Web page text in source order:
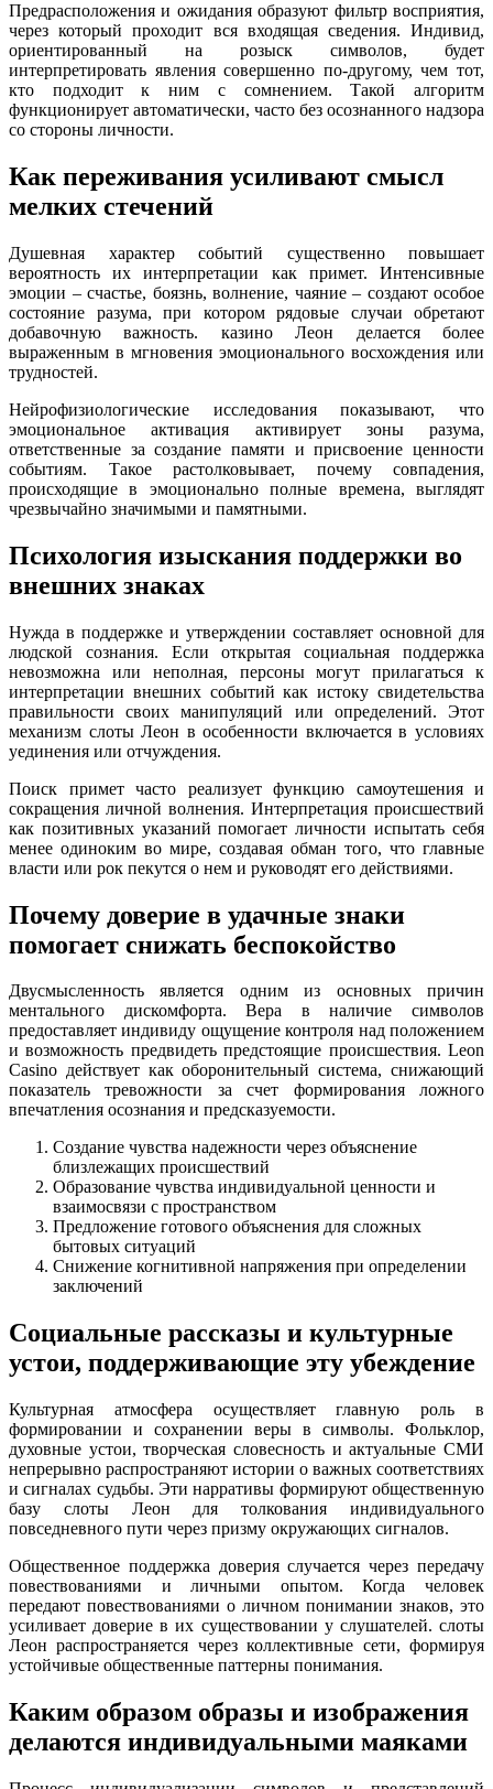
Предрасположения и ожидания образуют фильтр восприятия,
через который проходит вся входящая сведения. Индивид,
ориентированный на розыск символов, будет
интерпретировать явления совершенно по-другому, чем тот,
кто подходит к ним с сомнением. Такой алгоритм
функционирует автоматически, часто без осознанного надзора
со стороны личности.
Как переживания усиливают смысл
мелких стечений
Душевная характер событий существенно повышает
вероятность их интерпретации как примет. Интенсивные
эмоции – счастье, боязнь, волнение, чаяние – создают особое
состояние разума, при котором рядовые случаи обретают
добавочную важность. казино Леон делается более
выраженным в мгновения эмоционального восхождения или
трудностей.
Нейрофизиологические исследования показывают, что
эмоциональное активация активирует зоны разума,
ответственные за создание памяти и присвоение ценности
событиям. Такое растолковывает, почему совпадения,
происходящие в эмоционально полные времена, выглядят
чрезвычайно значимыми и памятными.
Психология изыскания поддержки во
внешних знаках
Нужда в поддержке и утверждении составляет основной для
людской сознания. Если открытая социальная поддержка
невозможна или неполная, персоны могут прилагаться к
интерпретации внешних событий как истоку свидетельства
правильности своих манипуляций или определений. Этот
механизм слоты Леон в особенности включается в условиях
уединения или отчуждения.
Поиск примет часто реализует функцию самоутешения и
сокращения личной волнения. Интерпретация происшествий
как позитивных указаний помогает личности испытать себя
менее одиноким во мире, создавая обман того, что главные
власти или рок пекутся о нем и руководят его действиями.
Почему доверие в удачные знаки
помогает снижать беспокойство
Двусмысленность является одним из основных причин
ментального дискомфорта. Вера в наличие символов
предоставляет индивиду ощущение контроля над положением
и возможность предвидеть предстоящие происшествия. Leon
Casino действует как оборонительный система, снижающий
показатель тревожности за счет формирования ложного
впечатления осознания и предсказуемости.
Создание чувства надежности через объяснение
близлежащих происшествий
Образование чувства индивидуальной ценности и
взаимосвязи с пространством
Предложение готового объяснения для сложных
бытовых ситуаций
Снижение когнитивной напряжения при определении
заключений
Социальные рассказы и культурные
устои, поддерживающие эту убеждение
Культурная атмосфера осуществляет главную роль в
формировании и сохранении веры в символы. Фольклор,
духовные устои, творческая словесность и актуальные СМИ
непрерывно распространяют истории о важных соответствиях
и сигналах судьбы. Эти нарративы формируют общественную
базу слоты Леон для толкования индивидуального
повседневного пути через призму окружающих сигналов.
Общественное поддержка доверия случается через передачу
повествованиями и личными опытом. Когда человек
передают повествованиями о личном понимании знаков, это
усиливает доверие в их существовании у слушателей. слоты
Леон распространяется через коллективные сети, формируя
устойчивые общественные паттерны понимания.
Каким образом образы и изображения
делаются индивидуальными маяками